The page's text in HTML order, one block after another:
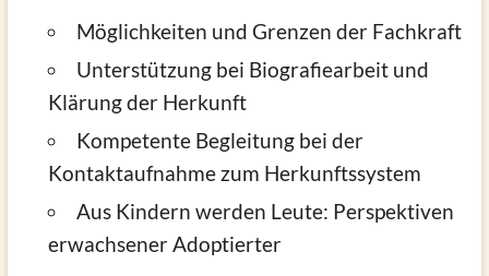
Möglichkeiten und Grenzen der Fachkraft
Unterstützung bei Biografiearbeit und
Klärung der Herkunft
Kompetente Begleitung bei der
Kontaktaufnahme zum Herkunftssystem
Aus Kindern werden Leute: Perspektiven
erwachsener Adoptierter